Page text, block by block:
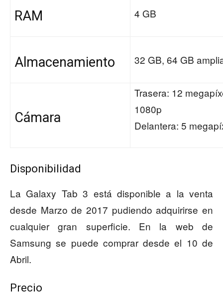
RAM 4 GB
Almacenamiento 32 GB, 64 GB
Cámara
Trasera: 12
1080p
Delantera: 5
Disponibilidad
La Galaxy Tab 3 está disponible a la venta
desde Marzo de 2017 pudiendo adquirirse en
cualquier gran superficie. En la web de
Samsung se puede comprar desde el 10 de
Abril.
Precio